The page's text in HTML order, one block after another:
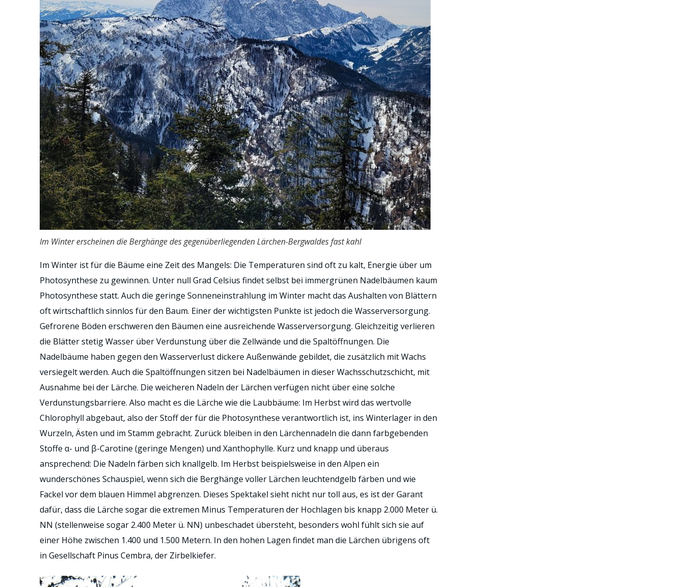
Im Winter erscheinen die Berghänge des gegenüberliegenden Lärchen-Bergwaldes fast kahl
Im Winter ist für die Bäume eine Zeit des Mangels: Die Temperaturen sind oft zu kalt, Energie über um
Photosynthese zu gewinnen. Unter null Grad Celsius findet selbst bei immergrünen Nadelbäumen kaum
Photosynthese statt. Auch die geringe Sonneneinstrahlung im Winter macht das Aushalten von Blättern
oft wirtschaftlich sinnlos für den Baum. Einer der wichtigsten Punkte ist jedoch die Wasserversorgung.
Gefrorene Böden erschweren den Bäumen eine ausreichende Wasserversorgung. Gleichzeitig verlieren
die Blätter stetig Wasser über Verdunstung über die Zellwände und die Spaltöffnungen. Die
Nadelbäume haben gegen den Wasserverlust dickere Außenwände gebildet, die zusätzlich mit Wachs
versiegelt werden. Auch die Spaltöffnungen sitzen bei Nadelbäumen in dieser Wachsschutzschicht, mit
Ausnahme bei der Lärche. Die weicheren Nadeln der Lärchen verfügen nicht über eine solche
Verdunstungsbarriere. Also macht es die Lärche wie die Laubbäume: Im Herbst wird das wertvolle
Chlorophyll abgebaut, also der Stoff der für die Photosynthese verantwortlich ist, ins Winterlager in den
Wurzeln, Ästen und im Stamm gebracht. Zurück bleiben in den Lärchennadeln die dann farbgebenden
Stoffe α- und β-Carotine (geringe Mengen) und Xanthophylle. Kurz und knapp und überaus
ansprechend: Die Nadeln färben sich knallgelb. Im Herbst beispielsweise in den Alpen ein
wunderschönes Schauspiel, wenn sich die Berghänge voller Lärchen leuchtendgelb färben und wie
Fackel vor dem blauen Himmel abgrenzen. Dieses Spektakel sieht nicht nur toll aus, es ist der Garant
dafür, dass die Lärche sogar die extremen Minus Temperaturen der Hochlagen bis knapp 2.000 Meter ü.
NN (stellenweise sogar 2.400 Meter ü. NN) unbeschadet übersteht, besonders wohl fühlt sich sie auf
einer Höhe zwischen 1.400 und 1.500 Metern. In den hohen Lagen findet man die Lärchen übrigens oft
in Gesellschaft Pinus Cembra, der Zirbelkiefer.